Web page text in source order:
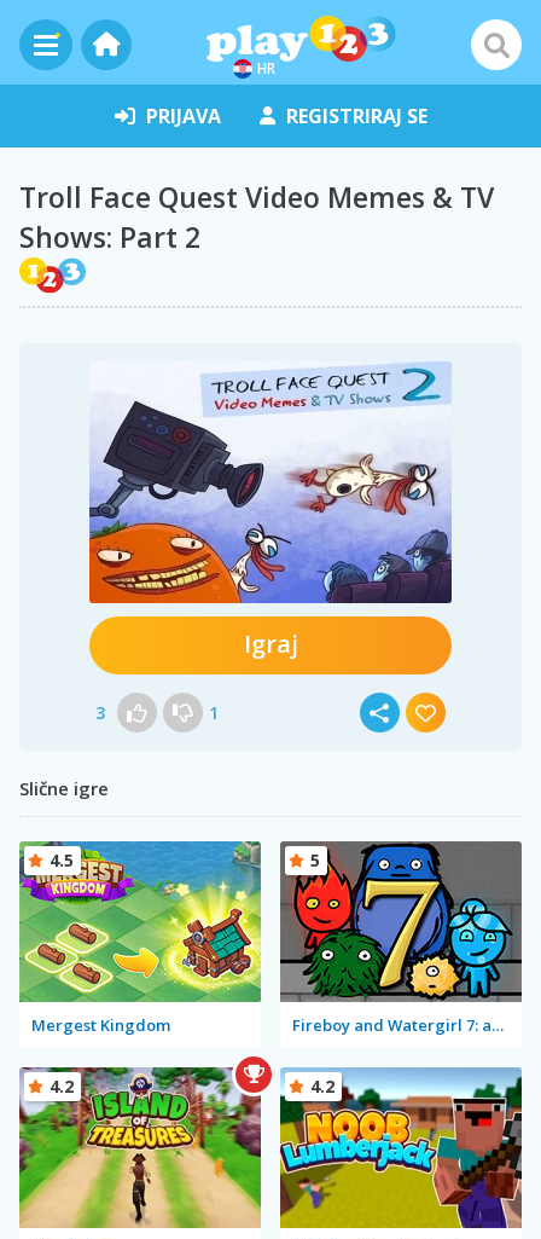
HR
PRIJAVA REGISTRIRAJ SE
Troll Face Quest Video Memes & TV
Shows: Part 2
Igraj
3 1
Slične igre
Mergest Kingdom
4.5
Fireboy and Watergirl 7: and Friends
5
4.2 4.2